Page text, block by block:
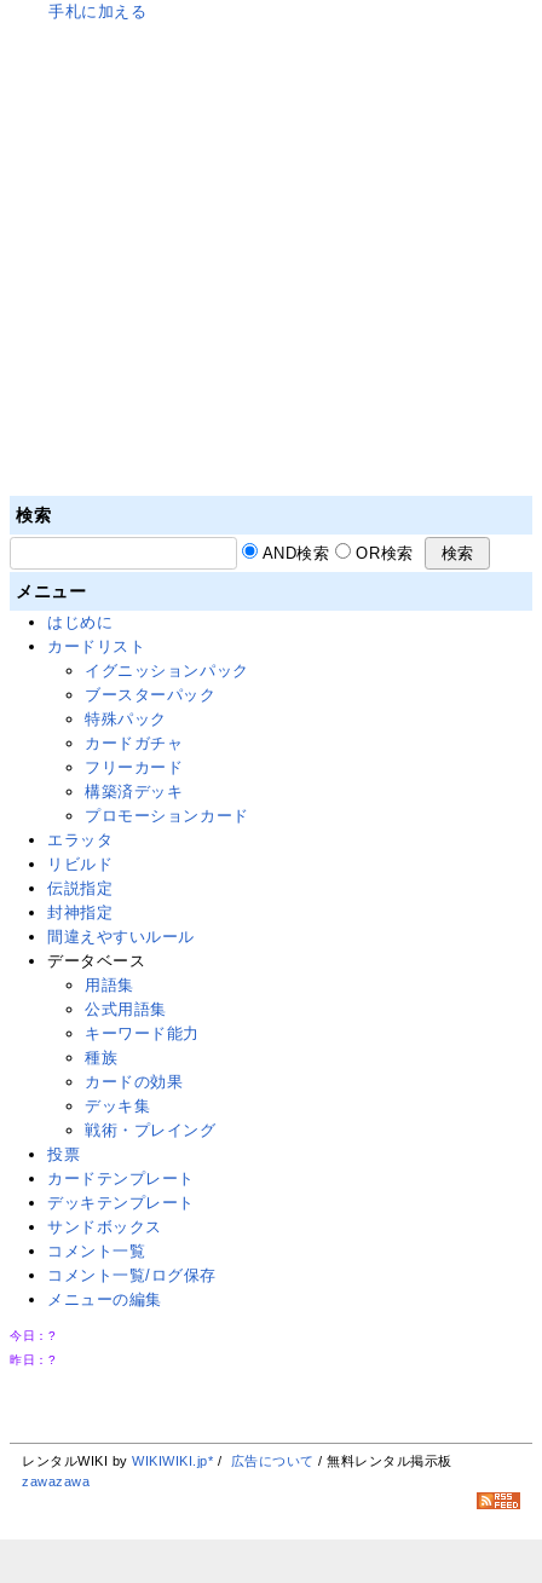
手札に加える
検索
AND検索 OR検索
メニュー
はじめに
カードリスト
イグニッションパック
ブースターパック
特殊パック
カードガチャ
フリーカード
構築済デッキ
プロモーションカード
エラッタ
リビルド
伝説指定
封神指定
間違えやすいルール
データベース
用語集
公式用語集
キーワード能力
種族
カードの効果
デッキ集
戦術・プレイング
投票
カードテンプレート
デッキテンプレート
サンドボックス
コメント一覧
コメント一覧/ログ保存
メニューの編集
今日： ?
昨日： ?
レンタルWIKI byWIKIWIKI.jp* / 広告について / 無料レンタル掲示板
zawazawa